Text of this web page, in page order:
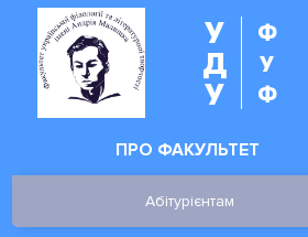
У
Д
У
Ф
У
Ф
ПРО ФАКУЛЬТЕТ
Абітурієнтам